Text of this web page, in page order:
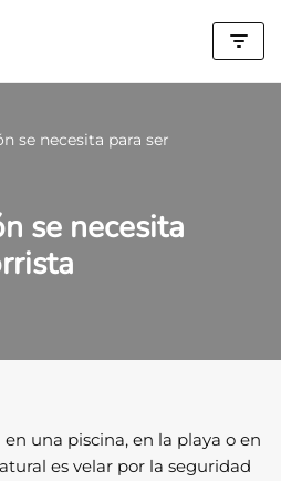
se necesita para ser
se necesita
una piscina, en la playa o en
es velar por la seguridad